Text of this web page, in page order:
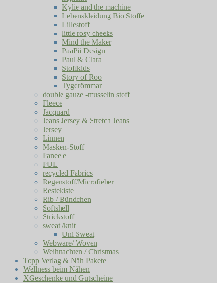
Kylie and the machine
Lebenskleidung Bio Stoffe
Lillestoff
little rosy cheeks
Mind the Maker
PaaPii Design
Paul & Clara
Stoffkids
Story of Roo
Tygdrömmar
double gauze -musselin stoff
Fleece
Jacquard
Jeans Jersey & Stretch Jeans
Jersey
Linnen
Masken-Stoff
Paneele
PUL
recycled Fabrics
Regenstoff/Microfieber
Restekiste
Rib / Bündchen
Softshell
Strickstoff
sweat /knit
Uni Sweat
Webware/ Woven
Weihnachten / Christmas
Topp Verlag & Näh Pakete
Wellness beim Nähen
XGeschenke und Gutscheine